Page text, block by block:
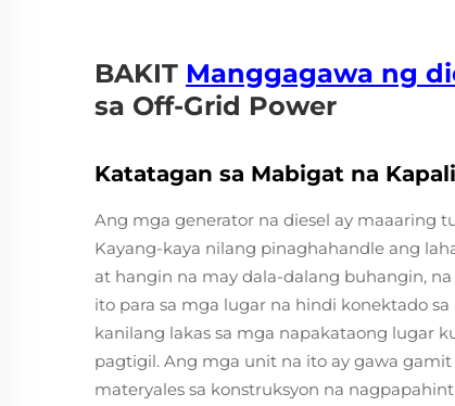
BAKIT Manggagawa ng
sa Off-Grid Power
Katatagan sa Mabigat na
Ang mga generator na diesel ay maaaring
Kayang-kaya nilang pinaghahandle ang
at hangin na may dala-dalang buhangin,
ito para sa mga lugar na hindi konektado
kanilang lakas sa mga napakataong lugar
pagtigil. Ang mga unit na ito ay gawa
materyales sa konstruksyon na